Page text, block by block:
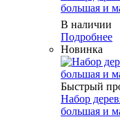
большая и
В наличии
Подробнее
Новинка
Быстрый
Набор
большая и